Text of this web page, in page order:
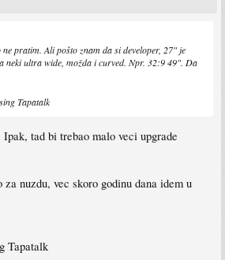
pratim. Ali pošto znam da si developer, 27" je
neki ultra wide, možda i curved. Npr. 32:9 49". Da
Tapatalk
tad bi trebao malo veci upgrade
nuzdu, vec skoro godinu dana idem u
Tapatalk